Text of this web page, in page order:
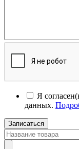
Я
данных.
Записаться